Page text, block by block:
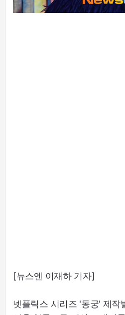
[뉴스엔 이재하 기자]
넷플릭스 시리즈 '동궁' 제작